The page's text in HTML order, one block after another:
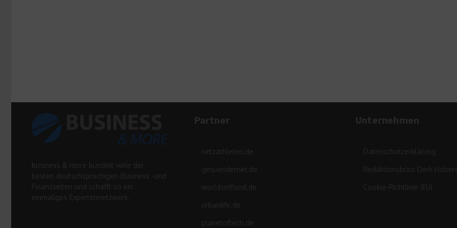
Viertel
business & more bündelt viele der
besten deutschsprachigen Business -und
Finanzseiten und schafft so ein
einmaliges Expertennetzwerk.
Partner
netzathleten.de
gesuendernet.de
worldsoffood.de
urbanlife.de
planetoftech.de
Unternehmen
Datenschutzerklärung
Redaktionsbüro Derk
Cookie-Richtlinie (EU)